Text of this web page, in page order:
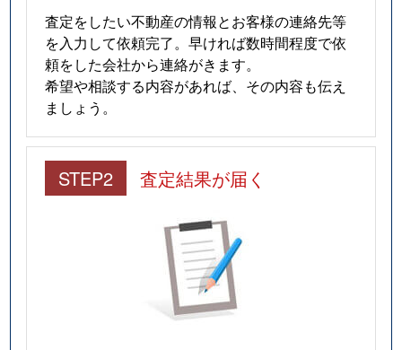
査定をしたい不動産の情報とお客様の連絡先等
を入力して依頼完了。早ければ数時間程度で依
頼をした会社から連絡がきます。
希望や相談する内容があれば、その内容も伝え
ましょう。
STEP2 査定結果が届く